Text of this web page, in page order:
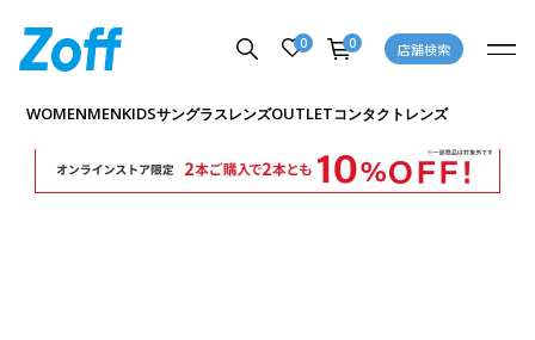
0 0 店舗検索
WOMENMENKIDSサングラスレンズOUTLETコンタクトレンズ
商品詳細ページへ